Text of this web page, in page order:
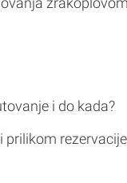
i do kada?
prilikom